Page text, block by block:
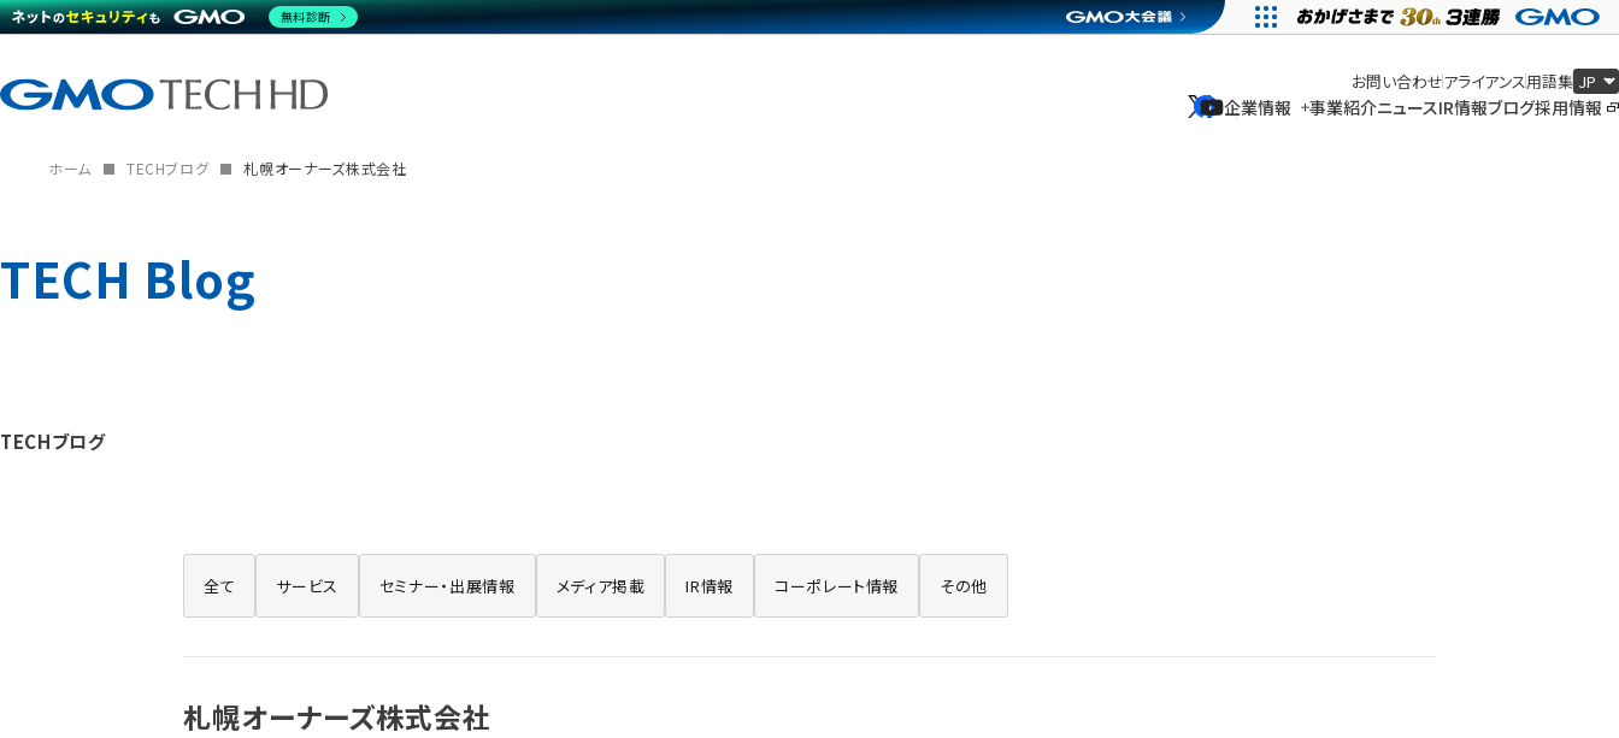
企業情報
企業情報
事業紹介ニュースIR情報ブログ採用情報
お問い合わせアライアンス用語集
ホーム TECHブログ 札幌オーナーズ株式会社
TECH Blog
TECHブログ
全て サービス セミナー・出展情報 メディア掲載 IR情報 コーポレート情報 その他
札幌オーナーズ株式会社
無料診断